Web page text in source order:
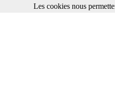
Les cookies nous